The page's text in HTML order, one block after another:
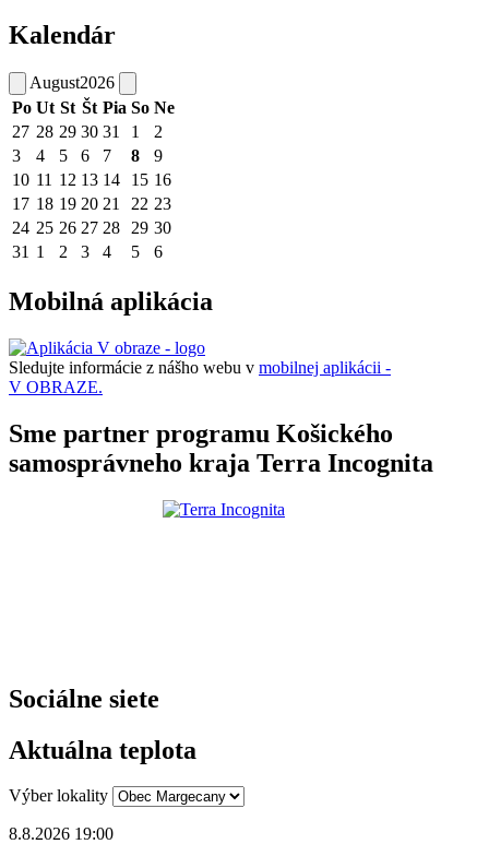
Kalendár
August2026
Po Ut St Št Pia So Ne
27 28 29 30 31 1
2
3
4 5 6 7 8
9
10 11 12 13 14 15 16
17 18 19 20 21 22 23
24 25 26 27 28 29 30
31 1 2 3 4 5 6
Mobilná aplikácia
Sledujte informácie z nášho webu v mobilnej aplikácii -
V OBRAZE.
Sme partner programu Košického
samosprávneho kraja Terra Incognita
Sociálne siete
Aktuálna teplota
Výber lokality
8.8.2026 19:00